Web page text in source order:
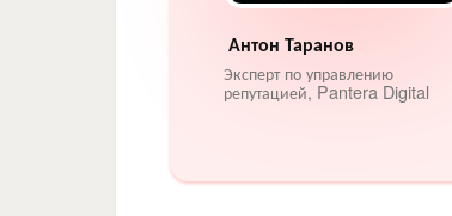
Антон Таранов
Эксперт по управлению
репутацией, Pantera Digital